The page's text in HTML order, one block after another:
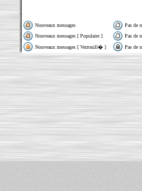
Nouveaux messages Pas de
Nouveaux messages [ Populaire ]
Pas de
Nouveaux messages [ Verrouill� ]
Pas de